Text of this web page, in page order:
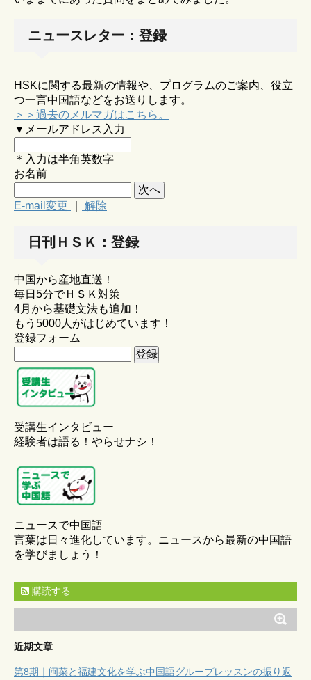
ニュースレター：登録
HSKに関する最新の情報や、プログラムのご案内、役立
つ一言中国語などをお送りします。
＞＞過去のメルマガはこちら。
▼メールアドレス入力
＊入力は半角英数字
お名前
E-mail変更 解除
日刊ＨＳＫ：登録
中国から産地直送！
毎日5分でＨＳＫ対策
4月から基礎文法も追加！
もう5000人がはじめています！
登録フォーム
受講生インタビュー
経験者は語る！やらせナシ！
ニュースで中国語
言葉は日々進化しています。ニュースから最新の中国語
を学びましょう！
購読する
近期文章
第8期｜闽菜と福建文化を学ぶ中国語グループレッスンの振り返